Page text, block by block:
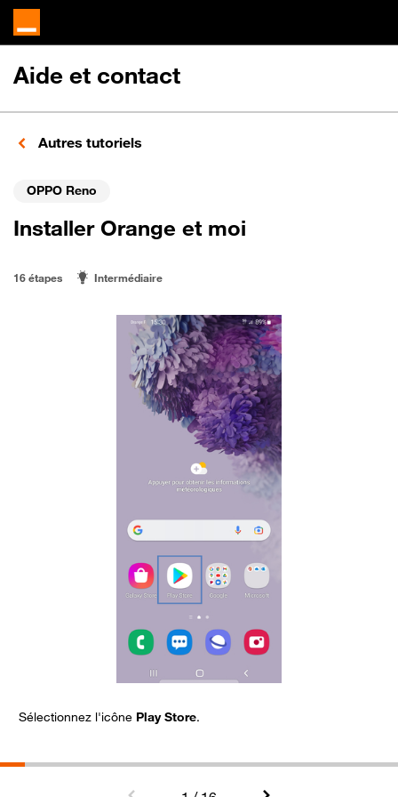
Aide et contact
Autres tutoriels
OPPO Reno
Installer Orange et moi
16 étapes Intermédiaire
Sélectionnez l'icône Play Store.